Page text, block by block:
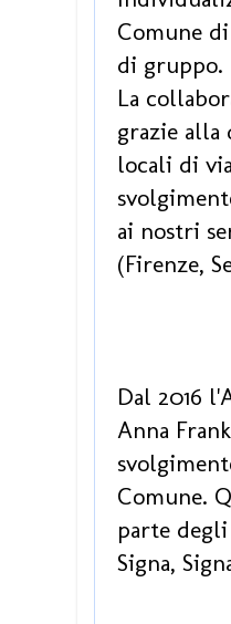
Comune
di gruppo.
La
grazie alla
locali di
ai nostri
(Firenze,
Dal 2016
Anna
Comune.
parte
Signa,